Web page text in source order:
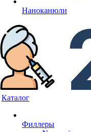
Наноканюли
Каталог
Филлеры